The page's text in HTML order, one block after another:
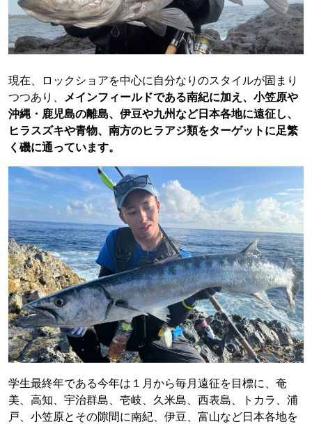
現在、ロックショアを中心に自分なりのスタイルが固まり
つつあり、
メインフィールドである南紀に加え、小笠原や
沖縄・鹿児島の離島、伊豆や九州など日本各地に遠征し、
ヒラスズキや青物、南方のヒラアジ類をターゲットに足繁
く磯に通っています。
学生最終年である今年は１月から毎月遠征を目標に、奄
美、高知、宇治群島、壱岐、久米島、西表島、トカラ、浦
戸、小笠原とその隙間に南紀、伊豆、富山など日本各地を